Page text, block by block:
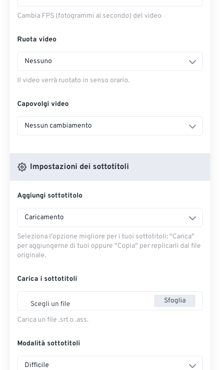
Cambia FPS (fotogrammi al secondo) del video
Ruota video
Nessuno
Il video verrà ruotato in senso orario.
Capovolgi video
Nessun cambiamento
Impostazioni dei sottotitoli
Aggiungi sottotitolo
Caricamento
Seleziona l'opzione migliore per i tuoi sottotitoli: "Carica" ​​
per aggiungerne di tuoi oppure "Copia" per replicarli dal file
originale.
Carica i sottotitoli
Scegli un file Sfoglia
Carica un file .srt o .ass.
Modalità sottotitoli
Difficile